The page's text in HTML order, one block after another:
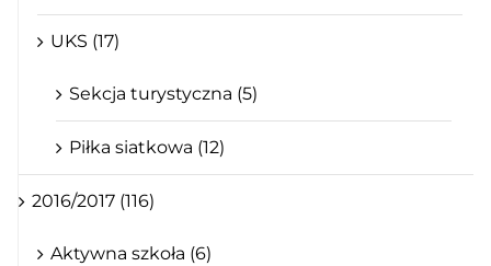
UKS (17)
Sekcja turystyczna (5)
Piłka siatkowa (12)
2016/2017 (116)
Aktywna szkoła (6)